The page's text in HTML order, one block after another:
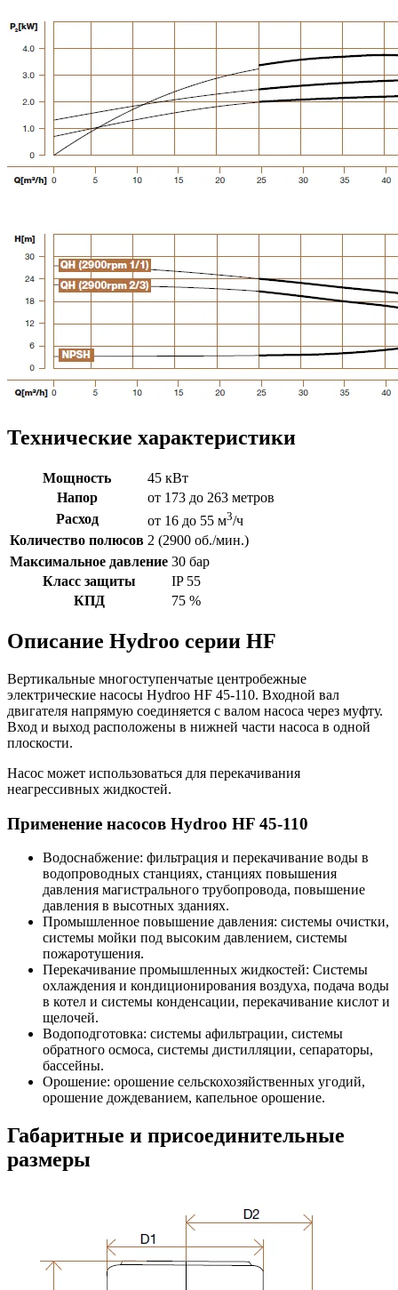
Технические характеристики
Мощность
45 кВт
Напор
от 173 до 263 метров
Расход
от 16 до 55 м3/ч
Количество полюсов 2 (2900 об./мин.)
Максимальное давление 30 бар
Класс защиты
IP 55
КПД
75 %
Описание Hydroo серии HF
Вертикальные многоступенчатые центробежные
электрические насосы Hydroo HF 45-110. Входной вал
двигателя напрямую соединяется с валом насоса через муфту.
Вход и выход расположены в нижней части насоса в одной
плоскости.
Насос может использоваться для перекачивания
неагрессивных жидкостей.
Применение насосов Hydroo HF 45-110
Водоснабжение: фильтрация и перекачивание воды в
водопроводных станциях, станциях повышения
давления магистрального трубопровода, повышение
давления в высотных зданиях.
Промышленное повышение давления: системы очистки,
системы мойки под высоким давлением, системы
пожаротушения.
Перекачивание промышленных жидкостей: Системы
охлаждения и кондиционирования воздуха, подача воды
в котел и системы конденсации, перекачивание кислот и
щелочей.
Водоподготовка: системы афильтрации, системы
обратного осмоса, системы дистилляции, сепараторы,
бассейны.
Орошение: орошение сельскохозяйственных угодий,
орошение дождеванием, капельное орошение.
Габаритные и присоединительные
размеры